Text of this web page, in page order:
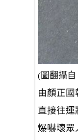
(圖翻攝
由顏正
直接往運
爆嚇壞眾